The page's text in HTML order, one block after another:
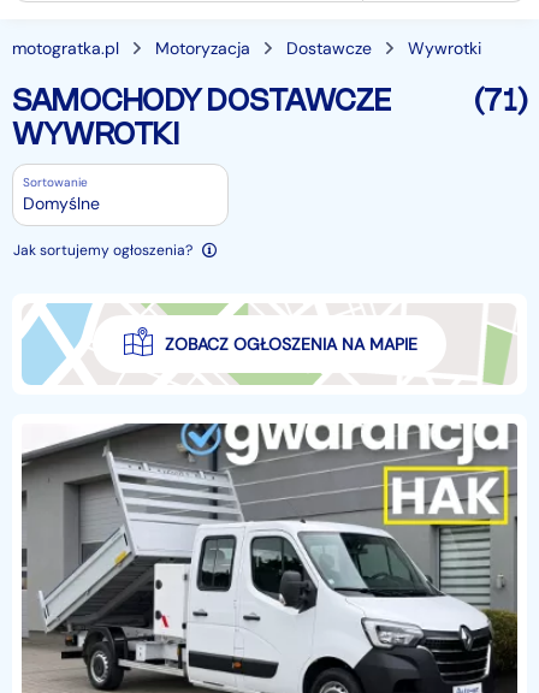
motogratka.pl Motoryzacja Dostawcze Wywrotki
SAMOCHODY DOSTAWCZE
WYWROTKI
(71)
Sortowanie
Domyślne
Jak sortujemy ogłoszenia?
ZOBACZ OGŁOSZENIA NA MAPIE